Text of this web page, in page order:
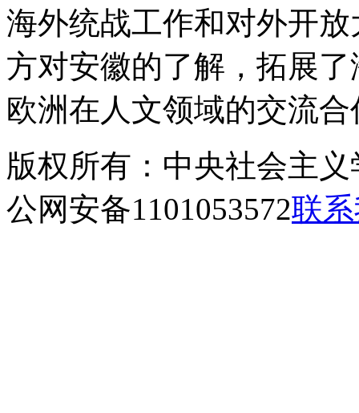
海外统战工作和对外开
方对安徽的了解，拓展
欧洲在人文领域的交流
版权所有：中央社会主义
公网安备1101053572联